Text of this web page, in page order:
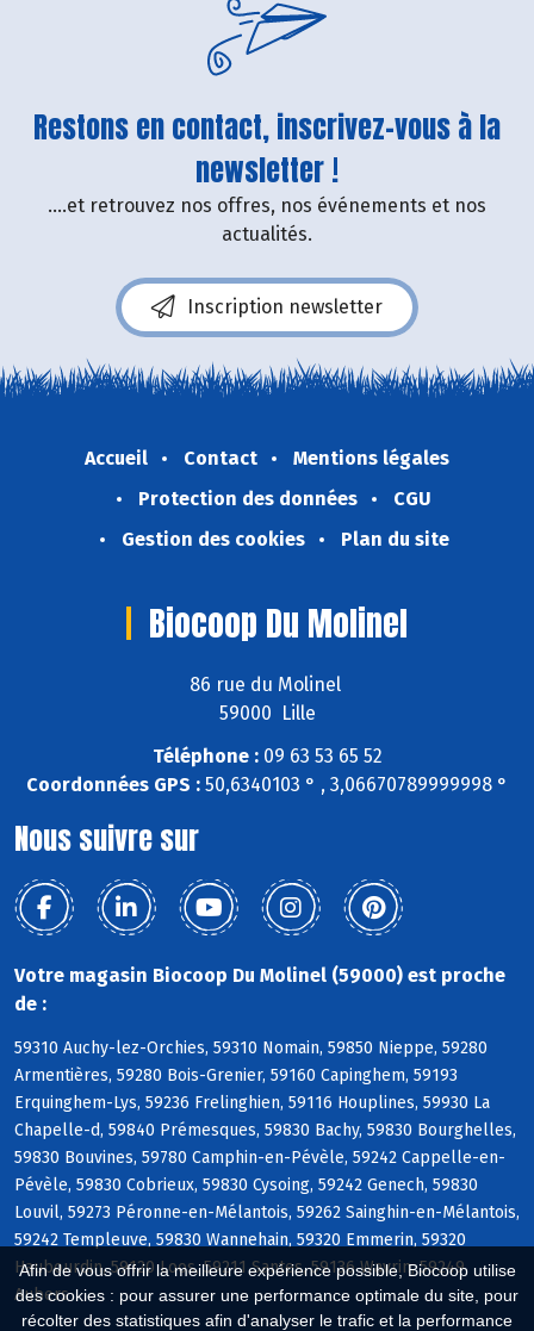
Afin de vous offrir la meilleure expérience possible, Biocoop utilise
des cookies : pour assurer une performance optimale du site, pour
récolter des statistiques afin d'analyser le trafic et la performance
Restons en contact, inscrivez-vous à la
newsletter !
....et retrouvez nos offres, nos événements et nos
actualités.
Inscription newsletter
Accueil Contact
Mentions légales
Protection des données
CGU
Gestion des cookies
Plan du site
Biocoop Du Molinel
86 rue du Molinel
59000 Lille
Téléphone :09 63 53 65 52
Coordonnées GPS : 50,6340103 ° , 3,06670789999998 °
Nous suivre sur
Votre magasin Biocoop Du Molinel (59000) est proche
de :
59310 Auchy-lez-Orchies, 59310 Nomain, 59850 Nieppe, 59280
Armentières, 59280 Bois-Grenier, 59160 Capinghem, 59193
Erquinghem-Lys, 59236 Frelinghien, 59116 Houplines, 59930 La
Chapelle-d, 59840 Prémesques, 59830 Bachy, 59830 Bourghelles,
59830 Bouvines, 59780 Camphin-en-Pévèle, 59242 Cappelle-en-
Pévèle, 59830 Cobrieux, 59830 Cysoing, 59242 Genech, 59830
Louvil, 59273 Péronne-en-Mélantois, 59262 Sainghin-en-Mélantois,
59242 Templeuve, 59830 Wannehain, 59320 Emmerin, 59320
Haubourdin, 59120 Loos, 59211 Santes, 59136 Wavrin, 59249
Aubers